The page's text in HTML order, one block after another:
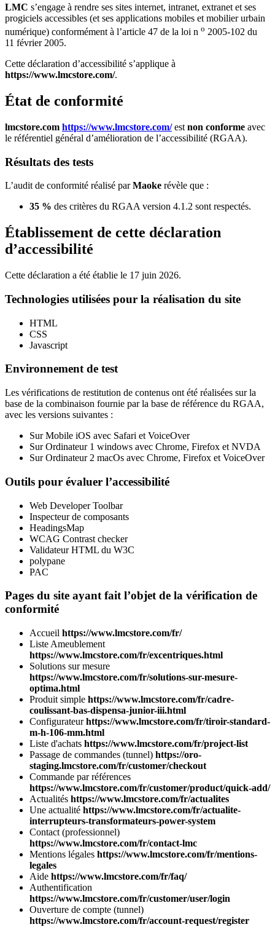
LMC s’engage à rendre ses sites internet, intranet, extranet et ses
progiciels accessibles (et ses applications mobiles et mobilier urbain
numérique) conformément à l’article 47 de la loi n o 2005-102 du
11 février 2005.
Cette déclaration d’accessibilité s’applique à
https://www.lmcstore.com/.
État de conformité
lmcstore.com https://www.lmcstore.com/est non conforme avec
le référentiel général d’amélioration de l’accessibilité (RGAA).
Résultats des tests
L’audit de conformité réalisé parMaoke révèle que :
35 % des critères du RGAA version 4.1.2 sont respectés.
Établissement de cette déclaration
d’accessibilité
Cette déclaration a été établie le 17 juin 2026.
Technologies utilisées pour la réalisation du site
HTML
CSS
Javascript
Environnement de test
Les vérifications de restitution de contenus ont été réalisées sur la
base de la combinaison fournie par la base de référence du RGAA,
avec les versions suivantes :
Sur Mobile iOS avec Safari et VoiceOver
Sur Ordinateur 1 windows avec Chrome, Firefox et NVDA
Sur Ordinateur 2 macOs avec Chrome, Firefox et VoiceOver
Outils pour évaluer l’accessibilité
Web Developer Toolbar
Inspecteur de composants
HeadingsMap
WCAG Contrast checker
Validateur HTML du W3C
polypane
PAC
Pages du site ayant fait l’objet de la vérification de
conformité
Accueil https://www.lmcstore.com/fr/
Liste Ameublement
https://www.lmcstore.com/fr/excentriques.html
Solutions sur mesure
https://www.lmcstore.com/fr/solutions-sur-mesure-
optima.html
Produit simple https://www.lmcstore.com/fr/cadre-
coulissant-bas-dispensa-junior-iii.html
Configurateurhttps://www.lmcstore.com/fr/tiroir-standard-
m-h-106-mm.html
Liste d'achats https://www.lmcstore.com/fr/project-list
Passage de commandes (tunnel) https://oro-
staging.lmcstore.com/fr/customer/checkout
Commande par références
https://www.lmcstore.com/fr/customer/product/quick-add/
Actualités https://www.lmcstore.com/fr/actualites
Une actualité https://www.lmcstore.com/fr/actualite-
interrupteurs-transformateurs-power-system
Contact (professionnel)
https://www.lmcstore.com/fr/contact-lmc
Mentions légales https://www.lmcstore.com/fr/mentions-
legales
Aide https://www.lmcstore.com/fr/faq/
Authentification
https://www.lmcstore.com/fr/customer/user/login
Ouverture de compte (tunnel)
https://www.lmcstore.com/fr/account-request/register